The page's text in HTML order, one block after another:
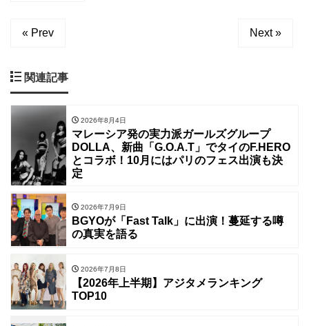
« Prev Next »
関連記事
2026年8月4日
マレーシア発の実力派ガールズグループ
DOLLA、新曲「G.O.A.T」でタイのF.HERO
とコラボ！10月にはパリのフェス出演も決
定
2026年7月9日
BGYOが「Fast Talk」に出演！蔓延する噂
の真実を語る
2026年7月8日
【2026年上半期】アジタメランキング
TOP10